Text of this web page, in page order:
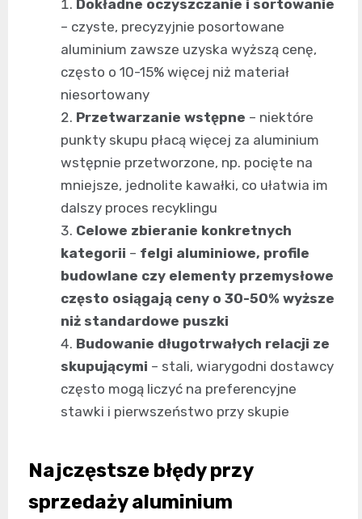
Dokładne oczyszczanie i sortowanie
– czyste, precyzyjnie posortowane
aluminium zawsze uzyska wyższą cenę,
często o 10-15% więcej niż materiał
niesortowany
Przetwarzanie wstępne – niektóre
punkty skupu płacą więcej za aluminium
wstępnie przetworzone, np. pocięte na
mniejsze, jednolite kawałki, co ułatwia im
dalszy proces recyklingu
Celowe zbieranie konkretnych
kategorii – felgi aluminiowe, profile
budowlane czy elementy przemysłowe
często osiągają ceny o 30-50% wyższe
niż standardowe puszki
Budowanie długotrwałych relacji ze
skupującymi – stali, wiarygodni dostawcy
często mogą liczyć na preferencyjne
stawki i pierwszeństwo przy skupie
Najczęstsze błędy przy
sprzedaży aluminium